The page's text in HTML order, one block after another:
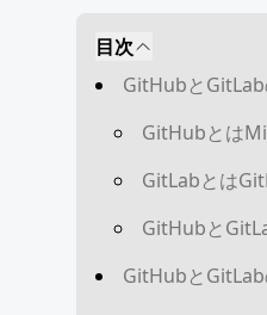
目次
GitHubと
GitHubとは
GitLabとは
GitHubと
GitHubと